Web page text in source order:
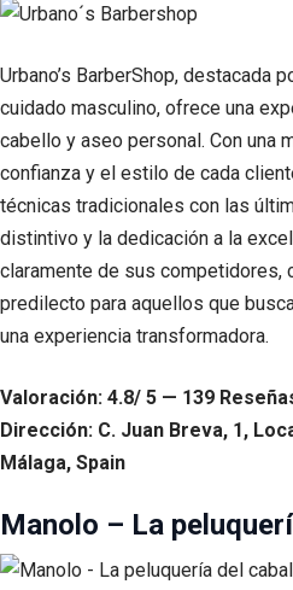
Urbano’s BarberShop, destacada
cuidado masculino, ofrece una
cabello y aseo personal. Con una
confianza y el estilo de cada
técnicas tradicionales con las
distintivo y la dedicación a la
claramente de sus competidores,
predilecto para aquellos que
una experiencia transformadora.
Valoración: 4.8/ 5 — 139
Dirección: C. Juan Breva, 1,
Málaga, Spain
Manolo – La